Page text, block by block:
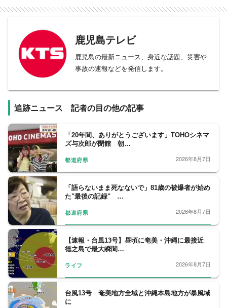
鹿児島テレビ
鹿児島の最新ニュース、身近な話題、災害や
事故の速報などを発信します。
追跡ニュース 記者の目の他の記事
「20年間、ありがとうございます」TOHOシネマ
ズ与次郎が閉館 朝…
都道府県 2026年8月7日
「語らないまま死なないで」81歳の被爆者が始め
た"最後の記録" …
都道府県 2026年8月7日
【速報・台風13号】昼頃に奄美・沖縄に最接近
徳之島で最大瞬間…
ライフ 2026年8月7日
台風13号 奄美地方全域と沖縄本島地方が暴風域
に